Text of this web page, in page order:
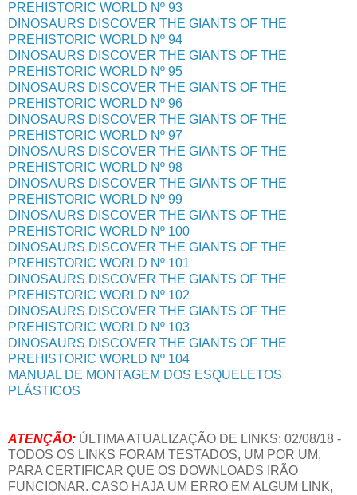
PREHISTORIC WORLD Nº 93
DINOSAURS DISCOVER THE GIANTS OF THE
PREHISTORIC WORLD Nº 94
DINOSAURS DISCOVER THE GIANTS OF THE
PREHISTORIC WORLD Nº 95
DINOSAURS DISCOVER THE GIANTS OF THE
PREHISTORIC WORLD Nº 96
DINOSAURS DISCOVER THE GIANTS OF THE
PREHISTORIC WORLD Nº 97
DINOSAURS DISCOVER THE GIANTS OF THE
PREHISTORIC WORLD Nº 98
DINOSAURS DISCOVER THE GIANTS OF THE
PREHISTORIC WORLD Nº 99
DINOSAURS DISCOVER THE GIANTS OF THE
PREHISTORIC WORLD Nº 100
DINOSAURS DISCOVER THE GIANTS OF THE
PREHISTORIC WORLD Nº 101
DINOSAURS DISCOVER THE GIANTS OF THE
PREHISTORIC WORLD Nº 102
DINOSAURS DISCOVER THE GIANTS OF THE
PREHISTORIC WORLD Nº 103
DINOSAURS DISCOVER THE GIANTS OF THE
PREHISTORIC WORLD Nº 104
MANUAL DE MONTAGEM DOS ESQUELETOS
PLÁSTICOS
ATENÇÃO: ÚLTIMA ATUALIZAÇÃO DE LINKS: 02/08/18 -
TODOS OS LINKS FORAM TESTADOS, UM POR UM,
PARA CERTIFICAR QUE OS DOWNLOADS IRÃO
FUNCIONAR. CASO HAJA UM ERRO EM ALGUM LINK,